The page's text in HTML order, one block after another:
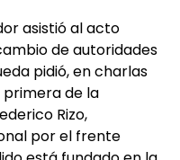
asistió al acto
de autoridades
pidió, en charlas
de la
Rizo,
por el frente